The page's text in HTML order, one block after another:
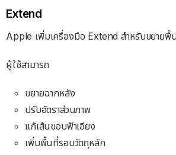
Extend
Apple เพิ่มเครื่องมือ Extend สำหรับขยายพื้
ผู้ใช้สามารถ
ขยายฉากหลัง
ปรับอัตราส่วนภาพ
แก้เส้นขอบฟ้าเอียง
เพิ่มพื้นที่รอบวัตถุหลัก